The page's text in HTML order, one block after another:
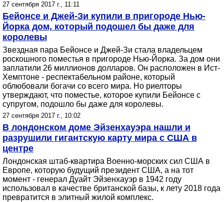
27 сентября 2017 г., 11:11
Бейонсе и Джей-Зи купили в пригороде Нью-
Йорка дом, который подошел бы даже для
королевы
Звездная пара Бейонсе и Джей-Зи стала владельцем
роскошного поместья в пригороде Нью-Йорка. За дом они
заплатили 26 миллионов долларов. Он расположен в Ист-
Хемптоне - респектабельном районе, который
облюбовали богачи со всего мира. Но риелторы
утверждают, что поместье, которое купили Бейонсе с
супругом, подошло бы даже для королевы.
27 сентября 2017 г., 10:02
В лондонском доме Эйзенхауэра нашли и
разрушили гигантскую карту мира с США в
центре
Лондонская штаб-квартира Военно-морских сил США в
Европе, которую будущий президент США, а на тот
момент - генерал Дуайт Эйзенхауэр в 1942 году
использовал в качестве британской базы, к лету 2018 года
превратится в элитный жилой комплекс.